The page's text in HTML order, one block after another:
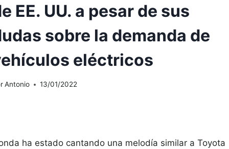
EE. UU. a pesar de sus
sobre la demanda de
eléctricos
Antonio 13/01/2022
ha estado cantando una melodía similar a Toyota